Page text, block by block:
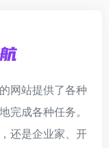
网站提供了各种
完成各种任务。
还是企业家、开